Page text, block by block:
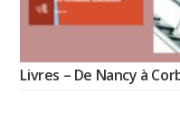
Livres – De Nancy à